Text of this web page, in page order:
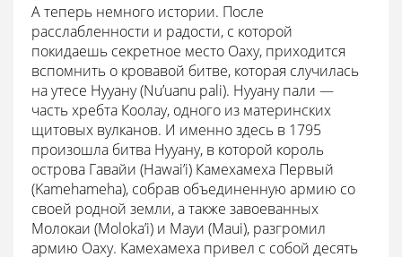
А теперь немного истории. После
расслабленности и радости, с которой
покидаешь секретное место Оаху, приходится
вспомнить о кровавой битве, которая случилась
на утесе Нууану (Nu’uanu pali). Нууану пали —
часть хребта Коолау, одного из материнских
щитовых вулканов. И именно здесь в 1795
произошла битва Нууану, в которой король
острова Гавайи (Hawai’i) Камехамеха Первый
(Kamehameha), собрав объединенную армию со
своей родной земли, а также завоеванных
Молокаи (Moloka’i) и Мауи (Maui), разгромил
армию Оаху. Камехамеха привел с собой десять